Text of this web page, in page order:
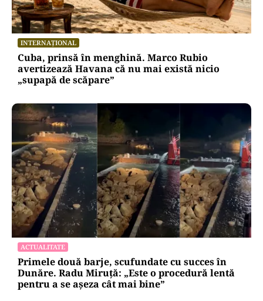
INTERNAȚIONAL
Cuba, prinsă în menghină. Marco Rubio
avertizează Havana că nu mai există nicio
„supapă de scăpare”
ACTUALITATE
Primele două barje, scufundate cu succes în
Dunăre. Radu Miruță: „Este o procedură lentă
pentru a se așeza cât mai bine”